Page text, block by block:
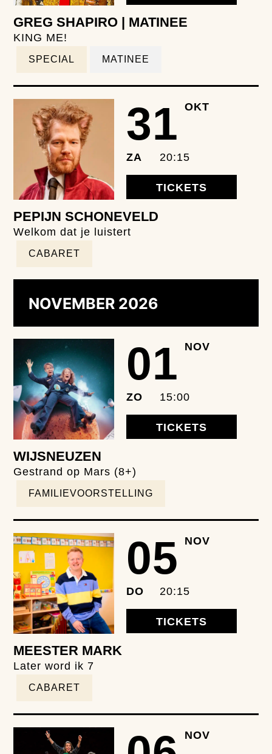
GREG SHAPIRO | MATINEE
KING ME!
SPECIAL MATINEE
31 OKT
ZA 20:15
TICKETS
PEPIJN SCHONEVELD
Welkom dat je luistert
CABARET
NOVEMBER 2026
01 NOV
ZO 15:00
TICKETS
WIJSNEUZEN
Gestrand op Mars (8+)
FAMILIEVOORSTELLING
05 NOV
DO 20:15
TICKETS
MEESTER MARK
Later word ik 7
CABARET
NOV